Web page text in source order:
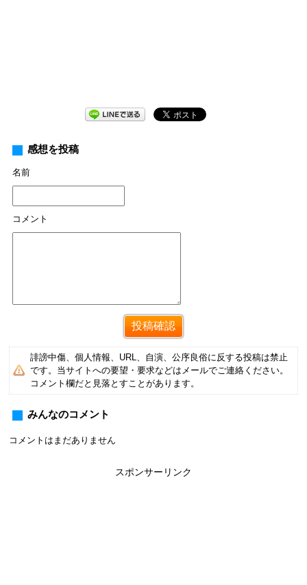
感想を投稿
名前
コメント
誹謗中傷、個人情報、URL、自演、公序良俗に反する投稿は禁止
です。当サイトへの要望・要求などはメールでご連絡ください。
コメント欄だと見落とすことがあります。
みんなのコメント
コメントはまだありません
スポンサーリンク